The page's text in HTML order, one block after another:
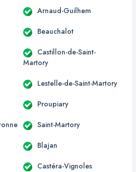
Arnaud-Guilhem
Beauchalot
Castillon-de-Saint-
Martory
Lestelle-de-Saint-Martory
Proupiary
Saint-Martory
Blajan
Castéra-Vignoles